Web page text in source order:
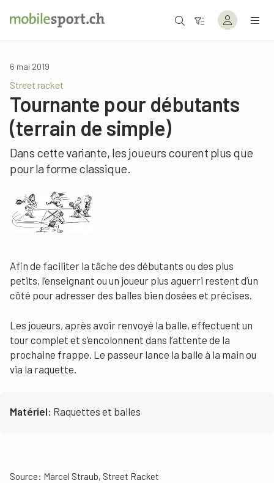
6 mai 2019
Street racket
Tournante pour débutants
(terrain de simple)
Dans cette variante, les joueurs courent plus que
pour la forme classique.
Afin de faciliter la tâche des débutants ou des plus
petits, l’enseignant ou un joueur plus aguerri restent d’un
côté pour adresser des balles bien dosées et précises.
Les joueurs, après avoir renvoyé la balle, effectuent un
tour complet et s’encolonnent dans l’attente de la
prochaine frappe. Le passeur lance la balle à la main ou
via la raquette.
Matériel: Raquettes et balles
Source: Marcel Straub, Street Racket